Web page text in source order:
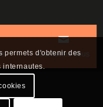
Contactez-nous
permets d'obtenir des
internautes.